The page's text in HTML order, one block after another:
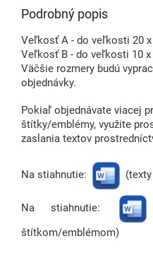
Podrobný popis
Veľkosť A - do veľkosti 20
Veľkosť B - do veľkosti 10
Väčšie rozmery budú
objednávky.
Pokiaľ objednávate viacej
štítky/emblémy, využite
zaslania textov
Na stiahnutie:
Na stiahnutie:
štítkom/emblémom)